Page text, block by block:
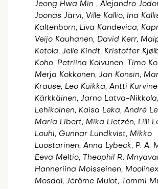
Jeong Hwa Min , Alejandro
Joonas Järvi, Ville Kallio, Ina
Kaltenborn, Līva Kandevica,
Veijo Kauhanen, David Kerr,
Ketola, Jelle Kindt, Kristoffer
Koho, Petriina Koivunen, Timo
Merja Kokkonen, Jan Konsin,
Krause, Leo Kuikka, Antti
Kärkkäinen, Jarno Latva-
Lehikoinen, Kaisa Leka, André
Maria Libert, Mika Lietzén, Lilli
Louhi, Gunnar Lundkvist, Mikko
Luostarinen, Anna Lybeck, P. A.
Eeva Meltio, Theophil R.
Hanneriina Moisseinen,
Mosdal, Jérôme Mulot, Tommi